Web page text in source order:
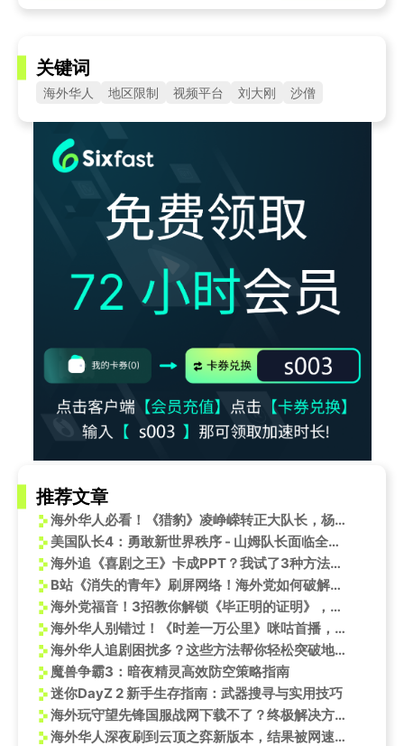
关键词
海外华人 地区限制 视频平台 刘大刚 沙僧
推荐文章
海外华人必看！《猎豹》凌峥嵘转正大队长，杨烁演技获赞，追剧攻略来了
美国队长4：勇敢新世界秩序 - 山姆队长面临全球危机
海外追《喜剧之王》卡成PPT？我试了3种方法终于能流畅刷决赛了
B站《消失的青年》刷屏网络！海外党如何破解地区限制观看完整版？
海外党福音！3招教你解锁《毕正明的证明》，海外看国产警匪片不再愁
海外华人别错过！《时差一万公里》咪咕首播，张冉直播跳舞引爆笑，追剧攻略在此
海外华人追剧困扰多？这些方法帮你轻松突破地区限制看国内热门综艺
魔兽争霸3：暗夜精灵高效防空策略指南
迷你DayZ 2 新手生存指南：武器搜寻与实用技巧
海外玩守望先锋国服战网下载不了？终极解决方案速览
海外华人深夜刷到云顶之弈新版本，结果被网速气笑：这延迟让我连狼神影子都看不见